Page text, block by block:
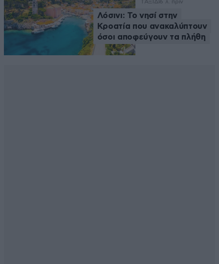
ΤΑΞΙΔΙ 6 λ. πριν
Λόσινι: Το νησί στην
Κροατία που ανακαλύπτουν
όσοι αποφεύγουν τα πλήθη